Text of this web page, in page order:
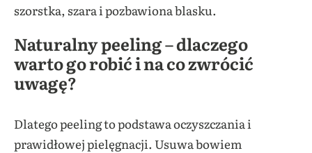
szorstka, szara i pozbawiona blasku.
Naturalny peeling – dlaczego
warto go robić i na co zwrócić
uwagę?
Dlatego peeling to podstawa oczyszczania i
prawidłowej pielęgnacji. Usuwa bowiem